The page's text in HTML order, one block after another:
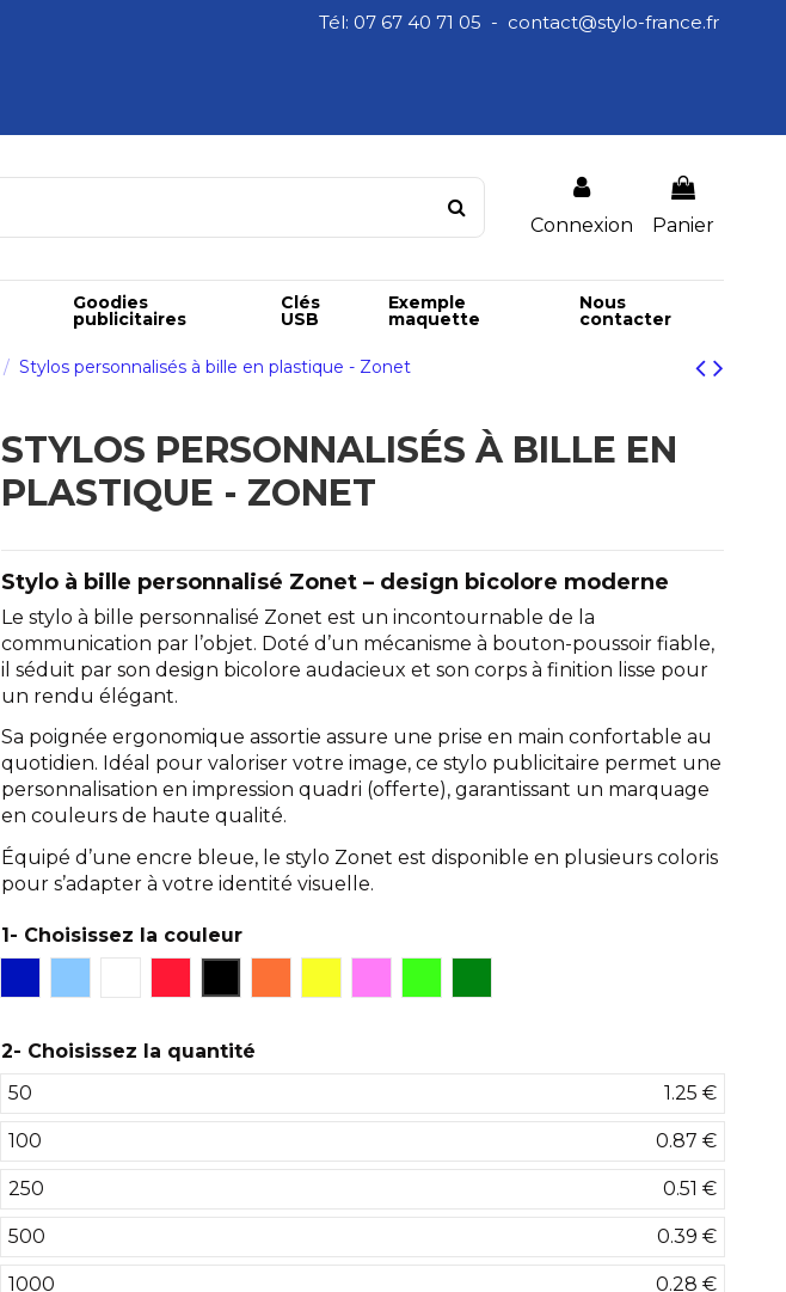
Tél: 07 67 40 71 05 - contact@stylo-france.fr
Connexion Panier
Goodies
publicitaires
Clés
USB
Exemple
maquette
Nous
contacter
Stylos personnalisés à bille en plastique - Zonet
STYLOS PERSONNALISÉS À BILLE EN
PLASTIQUE - ZONET
Stylo à bille personnalisé Zonet – design bicolore moderne
Le stylo à bille personnalisé Zonet est un incontournable de la
communication par l’objet. Doté d’un mécanisme à bouton-poussoir fiable,
il séduit par son design bicolore audacieux et son corps à finition lisse pour
un rendu élégant.
Sa poignée ergonomique assortie assure une prise en main confortable au
quotidien. Idéal pour valoriser votre image, ce stylo publicitaire permet une
personnalisation en impression quadri (offerte), garantissant un marquage
en couleurs de haute qualité.
Équipé d’une encre bleue, le stylo Zonet est disponible en plusieurs coloris
pour s’adapter à votre identité visuelle.
1- Choisissez la couleur
2- Choisissez la quantité
50
1.25 €
100 0.87 €
250 0.51 €
500 0.39 €
1000 0.28 €